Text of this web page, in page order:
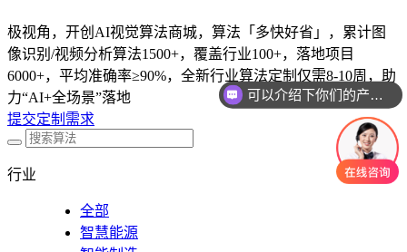
极视角，开创AI视觉算法商城，算法「多快好省」，累计图
像识别/视频分析算法1500+，覆盖行业100+，落地项目
6000+，平均准确率≥90%，全新行业算法定制仅需8-10周，助
力“AI+全场景”落地
提交定制需求
行业
全部
智慧能源
可以介绍下你们的产品么
你们是怎么收费的呢